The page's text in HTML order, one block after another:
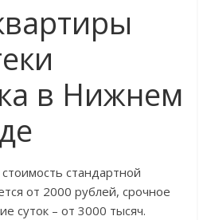
в Нижнем
стандартной
от 2000 рублей, срочное
суток – от 3000 тысяч.